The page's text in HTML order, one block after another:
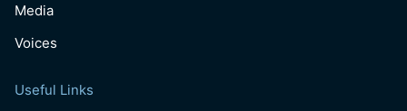
Media
Voices
Useful Links